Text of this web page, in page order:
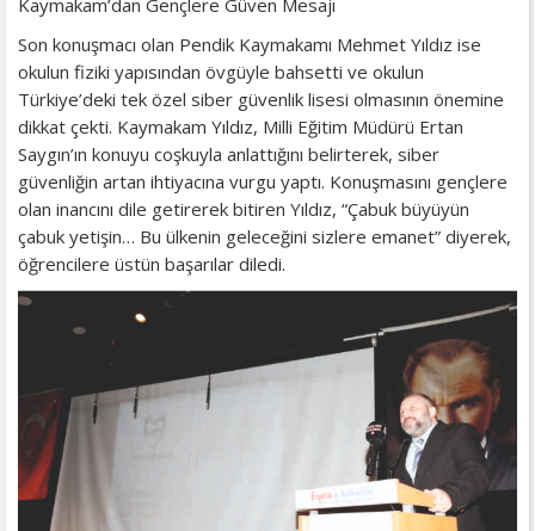
​Son konuşmacı olan Pendik Kaymakamı Mehmet Yıldız ise
okulun fiziki yapısından övgüyle bahsetti ve okulun
Türkiye’deki tek özel siber güvenlik lisesi olmasının önemine
dikkat çekti. Kaymakam Yıldız, Milli Eğitim Müdürü Ertan
Saygın’ın konuyu coşkuyla anlattığını belirterek, siber
güvenliğin artan ihtiyacına vurgu yaptı. Konuşmasını gençlere
olan inancını dile getirerek bitiren Yıldız, “Çabuk büyüyün
çabuk yetişin… Bu ülkenin geleceğini sizlere emanet” diyerek,
öğrencilere üstün başarılar diledi.